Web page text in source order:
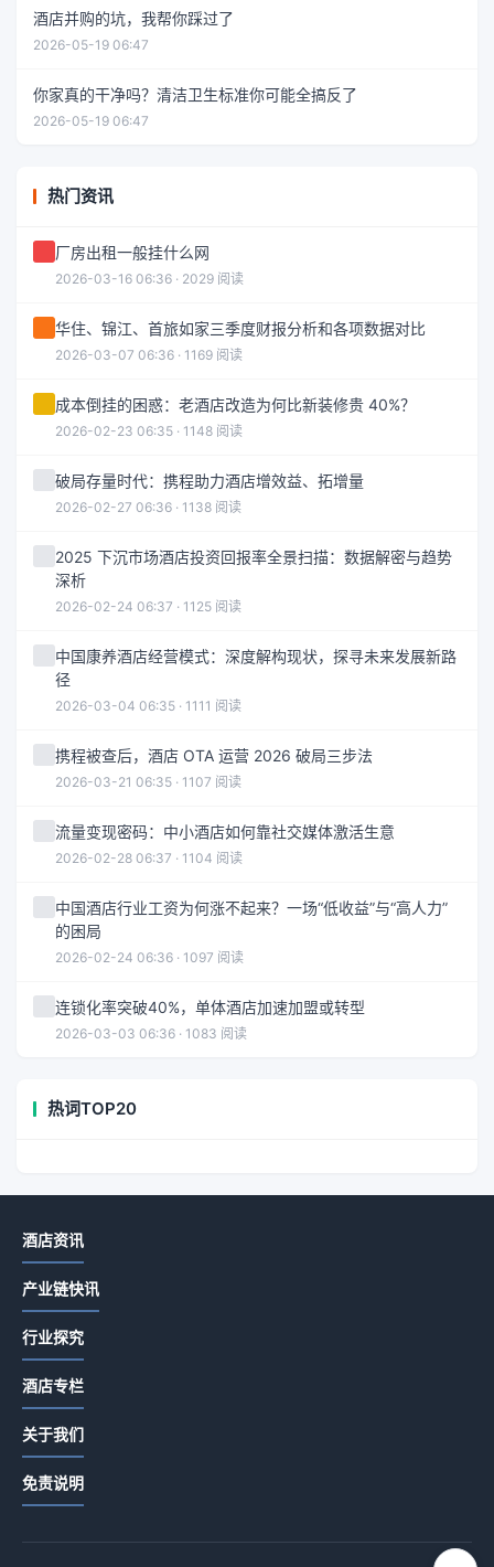
酒店并购的坑，我帮你踩过了
2026-05-19 06:47
你家真的干净吗？清洁卫生标准你可能全搞反了
2026-05-19 06:47
热门资讯
厂房出租一般挂什么网
2026-03-16 06:36 · 2029 阅读
华住、锦江、首旅如家三季度财报分析和各项数据对比
2026-03-07 06:36 · 1169 阅读
成本倒挂的困惑：老酒店改造为何比新装修贵 40%？
2026-02-23 06:35 · 1148 阅读
破局存量时代：携程助力酒店增效益、拓增量
2026-02-27 06:36 · 1138 阅读
2025 下沉市场酒店投资回报率全景扫描：数据解密与趋势
深析
2026-02-24 06:37 · 1125 阅读
中国康养酒店经营模式：深度解构现状，探寻未来发展新路
径
2026-03-04 06:35 · 1111 阅读
携程被查后，酒店 OTA 运营 2026 破局三步法
2026-03-21 06:35 · 1107 阅读
流量变现密码：中小酒店如何靠社交媒体激活生意
2026-02-28 06:37 · 1104 阅读
中国酒店行业工资为何涨不起来？一场“低收益”与“高人力”
的困局
2026-02-24 06:36 · 1097 阅读
连锁化率突破40%，单体酒店加速加盟或转型
2026-03-03 06:36 · 1083 阅读
热词TOP20
酒店资讯
产业链快讯
行业探究
酒店专栏
关于我们
免责说明